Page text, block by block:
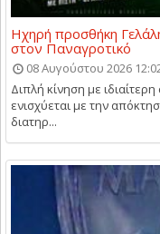
Ηχηρή προσθήκη
στον Παναγροτικό
08 Αυγούστου 2026
Διπλή κίνηση με
ενισχύεται με την
διατηρ...